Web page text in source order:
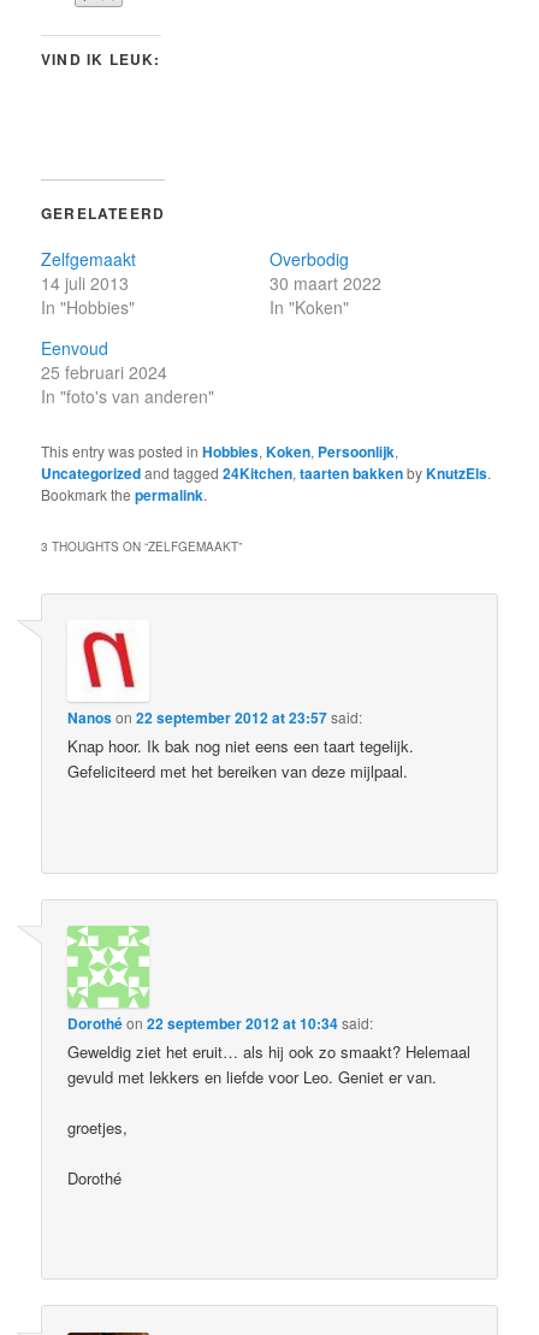
VIND IK LEUK:
GERELATEERD
Zelfgemaakt
14 juli 2013
In "Hobbies"
Overbodig
30 maart 2022
In "Koken"
Eenvoud
25 februari 2024
In "foto's van anderen"
This entry was posted inHobbies,Koken, Persoonlijk,
Uncategorizedand tagged24Kitchen,taarten bakkenbyKnutzEls.
Bookmark thepermalink.
3 THOUGHTS ON “ZELFGEMAAKT”
Nanoson22 september 2012 at 23:57said:
Knap hoor. Ik bak nog niet eens een taart tegelijk.
Gefeliciteerd met het bereiken van deze mijlpaal.
Dorothéon22 september 2012 at 10:34said:
Geweldig ziet het eruit… als hij ook zo smaakt? Helemaal
gevuld met lekkers en liefde voor Leo. Geniet er van.
groetjes,
Dorothé